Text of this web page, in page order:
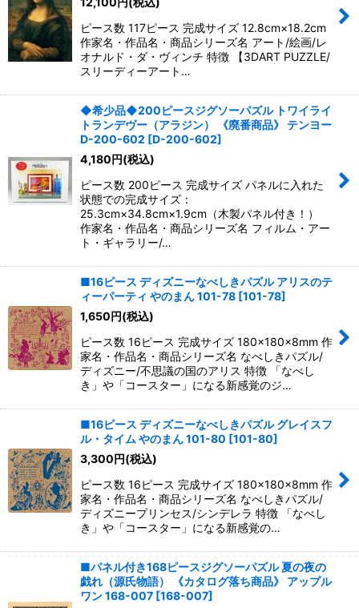
ピース数 117ピース 完成サイズ 12.8cm×18.2cm
作家名・作品名・商品シリーズ名 アート/絵画/レ
オナルド・ダ・ヴィンチ 特徴 【3DART PUZZLE/
スリーディーアート…
◆希少品◆200ピースジグソーパズル トワイライ
トランデヴー（アラジン） 《廃番商品》 テンヨー
D-200-602 [D-200-602]
4,180円(税込)
ピース数 200ピース 完成サイズ パネルに入れた
状態での完成サイズ：
25.3cm×34.8cm×1.9cm（木製パネル付き！）
作家名・作品名・商品シリーズ名 フィルム・アー
ト・ギャラリー/…
■16ピース ディズニーなべしきパズル アリスのテ
ィーパーティ やのまん 101-78 [101-78]
1,650円(税込)
ピース数 16ピース 完成サイズ 180×180×8mm 作
家名・作品名・商品シリーズ名 なべしきパズル/
ディズニー/不思議の国のアリス 特徴 「なべし
き」や「コースター」になる新感覚のジ…
■16ピース ディズニーなべしきパズル グレイスフ
ル・タイム やのまん 101-80 [101-80]
3,300円(税込)
ピース数 16ピース 完成サイズ 180×180×8mm 作
家名・作品名・商品シリーズ名 なべしきパズル/
ディズニープリンセス/シンデレラ 特徴 「なべし
き」や「コースター」になる新感覚の…
■パネル付き168ピースジグソーパズル 夏の夜の
戯れ（源氏物語） 《カタログ落ち商品》 アップル
ワン 168-007 [168-007]